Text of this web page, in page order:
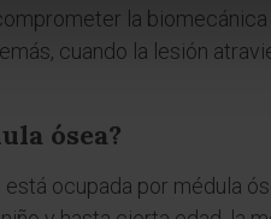
la
cuando la lesión
ósea?
ocupada por médula